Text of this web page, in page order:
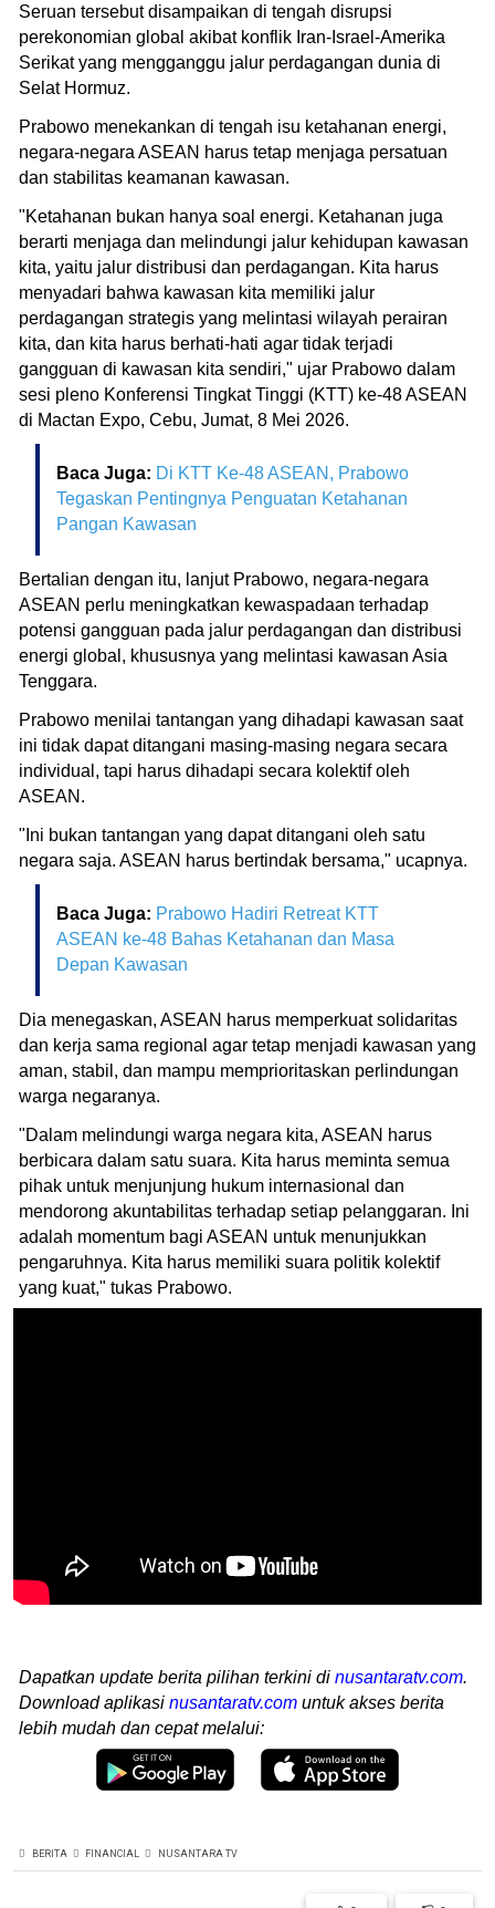
Seruan tersebut disampaikan di tengah disrupsi
perekonomian global akibat konflik Iran-Israel-Amerika
Serikat yang mengganggu jalur perdagangan dunia di
Selat Hormuz.
Prabowo menekankan di tengah isu ketahanan energi,
negara-negara ASEAN harus tetap menjaga persatuan
dan stabilitas keamanan kawasan.
"Ketahanan bukan hanya soal energi. Ketahanan juga
berarti menjaga dan melindungi jalur kehidupan kawasan
kita, yaitu jalur distribusi dan perdagangan. Kita harus
menyadari bahwa kawasan kita memiliki jalur
perdagangan strategis yang melintasi wilayah perairan
kita, dan kita harus berhati-hati agar tidak terjadi
gangguan di kawasan kita sendiri," ujar Prabowo dalam
sesi pleno Konferensi Tingkat Tinggi (KTT) ke-48 ASEAN
di Mactan Expo, Cebu, Jumat, 8 Mei 2026.
Baca Juga: Di KTT Ke-48 ASEAN, Prabowo
Tegaskan Pentingnya Penguatan Ketahanan
Pangan Kawasan
Bertalian dengan itu, lanjut Prabowo, negara-negara
ASEAN perlu meningkatkan kewaspadaan terhadap
potensi gangguan pada jalur perdagangan dan distribusi
energi global, khususnya yang melintasi kawasan Asia
Tenggara.
Prabowo menilai tantangan yang dihadapi kawasan saat
ini tidak dapat ditangani masing-masing negara secara
individual, tapi harus dihadapi secara kolektif oleh
ASEAN.
"Ini bukan tantangan yang dapat ditangani oleh satu
negara saja. ASEAN harus bertindak bersama," ucapnya.
Baca Juga: Prabowo Hadiri Retreat KTT
ASEAN ke-48 Bahas Ketahanan dan Masa
Depan Kawasan
Dia menegaskan, ASEAN harus memperkuat solidaritas
dan kerja sama regional agar tetap menjadi kawasan yang
aman, stabil, dan mampu memprioritaskan perlindungan
warga negaranya.
"Dalam melindungi warga negara kita, ASEAN harus
berbicara dalam satu suara. Kita harus meminta semua
pihak untuk menjunjung hukum internasional dan
mendorong akuntabilitas terhadap setiap pelanggaran. Ini
adalah momentum bagi ASEAN untuk menunjukkan
pengaruhnya. Kita harus memiliki suara politik kolektif
yang kuat," tukas Prabowo.
Dapatkan update berita pilihan terkini di nusantaratv.com.
Download aplikasi nusantaratv.com untuk akses berita
lebih mudah dan cepat melalui:
BERITA FINANCIAL NUSANTARA TV